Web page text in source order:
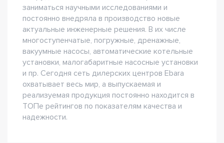
заниматься научными исследованиями и
постоянно внедряла в производство новые
актуальные инженерные решения. В их числе
многоступенчатые, погружные, дренажные,
вакуумные насосы, автоматические котельные
установки, малогабаритные насосные установки
и пр. Сегодня сеть дилерских центров Ebara
охватывает весь мир, а выпускаемая и
реализуемая продукция постоянно находится в
ТОПе рейтингов по показателям качества и
надежности.